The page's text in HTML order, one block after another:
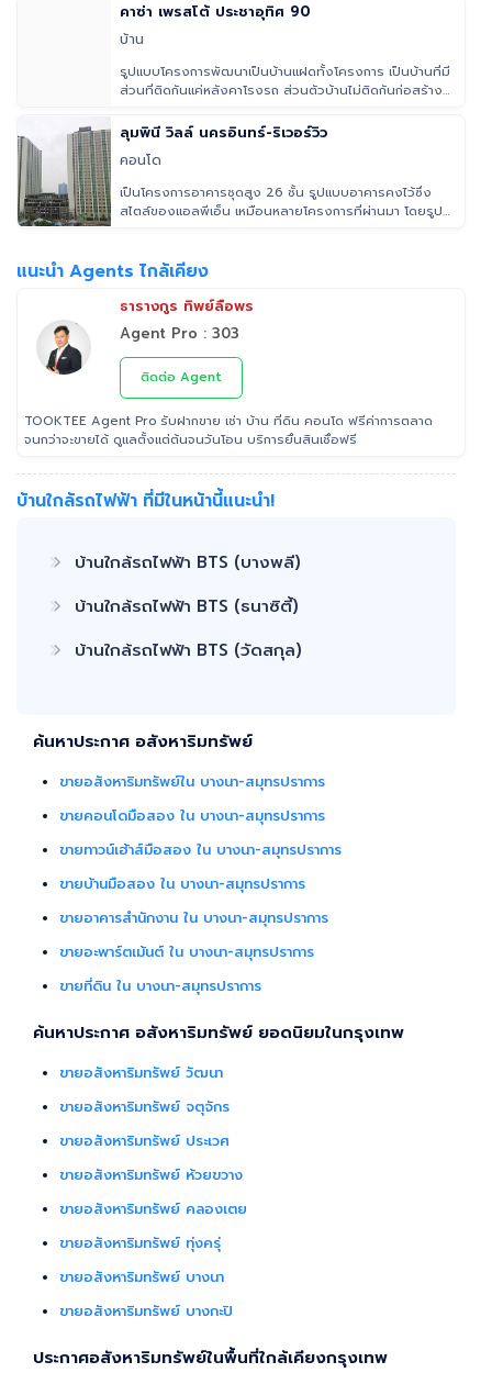
คาซ่า เพรสโต้ ประชาอุทิศ 90
บ้าน
รูปแบบโครงการพัฒนาเป็นบ้านแฝดทั้งโครงการ เป็นบ้านที่มี
ส่วนที่ติดกันแค่หลังคาโรงรถ ส่วนตัวบ้านไม่ติดกันก่อสร้าง
ลุมพินี วิลล์ นครอินทร์-ริเวอร์วิว
คอนโด
เป็นโครงการอาคารชุดสูง 26 ชั้น รูปแบบอาคารคงไว้ซึ่ง
สไตล์ของแอลพีเอ็น เหมือนหลายโครงการที่ผ่านมา โดยรูป
แนะนำ Agents ไกล้เคียง
ธารางกูร ทิพย์ลือพร
Agent Pro : 303
ติดต่อ Agent
TOOKTEE Agent Pro รับฝากขาย เช่า บ้าน ที่ดิน คอนโด ฟรีค่าการตลาด
จนกว่าจะขายได้ ดูแลตั้งแต่ต้นจนวันโอน บริการยื่นสินเชื่อฟรี
บ้านใกล้รถไฟฟ้า ที่มีในหน้านี้แนะนำ!
บ้านใกล้รถไฟฟ้า BTS (บางพลี)
บ้านใกล้รถไฟฟ้า BTS (ธนาซิตี้)
บ้านใกล้รถไฟฟ้า BTS (วัดสกุล)
ค้นหาประกาศ อสังหาริมทรัพย์
ขายอสังหาริมทรัพย์ใน บางนา-สมุทรปราการ
ขายคอนโดมือสอง ใน บางนา-สมุทรปราการ
ขายทาวน์เฮ้าส์มือสอง ใน บางนา-สมุทรปราการ
ขายบ้านมือสอง ใน บางนา-สมุทรปราการ
ขายอาคารสำนักงาน ใน บางนา-สมุทรปราการ
ขายอะพาร์ตเม้นต์ ใน บางนา-สมุทรปราการ
ขายที่ดิน ใน บางนา-สมุทรปราการ
ค้นหาประกาศ อสังหาริมทรัพย์ ยอดนิยมในกรุงเทพ
ขายอสังหาริมทรัพย์ วัฒนา
ขายอสังหาริมทรัพย์ จตุจักร
ขายอสังหาริมทรัพย์ ประเวศ
ขายอสังหาริมทรัพย์ ห้วยขวาง
ขายอสังหาริมทรัพย์ คลองเตย
ขายอสังหาริมทรัพย์ ทุ่งครุ่
ขายอสังหาริมทรัพย์ บางนา
ขายอสังหาริมทรัพย์ บางกะปิ
ประกาศอสังหาริมทรัพย์ในพื้นที่ใกล้เคียงกรุงเทพ